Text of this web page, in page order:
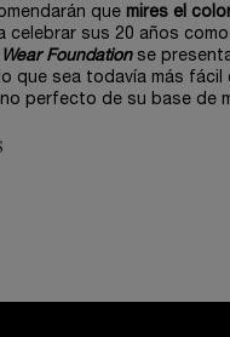
que mires el
celebrar sus 20 años
Foundation se
que sea todavía más fácil
perfecto de su base de